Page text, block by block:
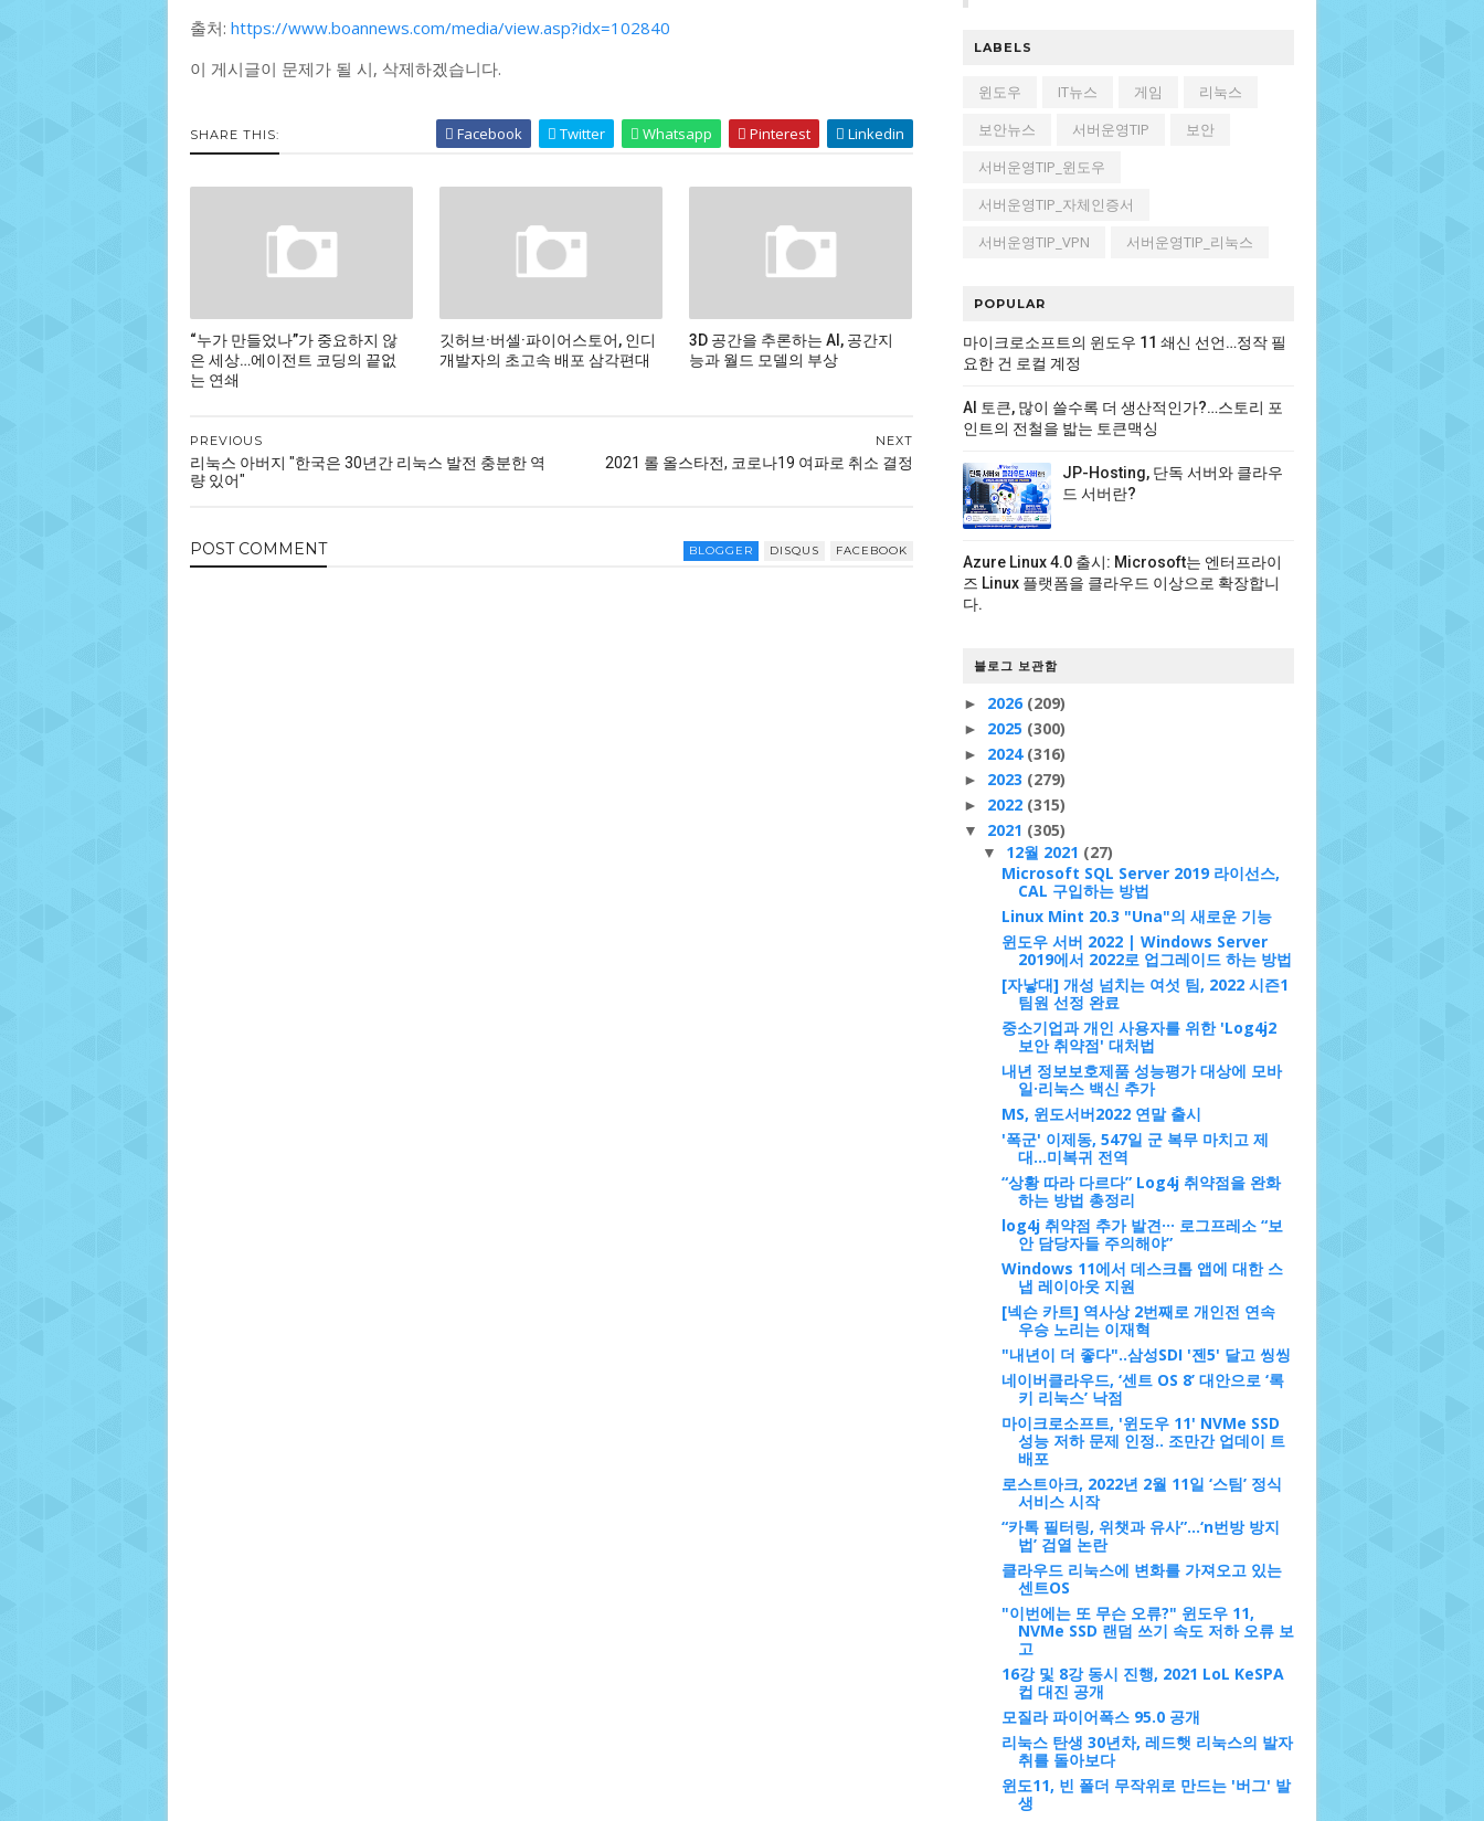
출처: https://www.boannews.com/media/view.asp?idx=102840
이 게시글이 문제가 될 시, 삭제하겠습니다.
SHARE THIS: Facebook Twitter Whatsapp Pinterest Linkedin
“누가 만들었나”가 중요하지 않
은 세상…에이전트 코딩의 끝없
는 연쇄
깃허브·버셀·파이어스토어, 인디
개발자의 초고속 배포 삼각편대
3D 공간을 추론하는 AI, 공간지
능과 월드 모델의 부상
NEXT
2021 롤 올스타전, 코로나19 여파로 취소 결정
PREVIOUS
리눅스 아버지 "한국은 30년간 리눅스 발전 충분한 역
량 있어"
POST COMMENT BLOGGER DISQUS FACEBOOK
LABELS
윈도우 IT뉴스 게임
리눅스
보안뉴스
서버운영TIP
보안
서버운영TIP_윈도우
서버운영TIP_자체인증서
서버운영TIP_VPN
서버운영TIP_리눅스
POPULAR
마이크로소프트의 윈도우 11 쇄신 선언…정작 필
요한 건 로컬 계정
AI 토큰, 많이 쓸수록 더 생산적인가?…스토리 포
인트의 전철을 밟는 토큰맥싱
JP-Hosting, 단독 서버와 클라우
드 서버란?
Azure Linux 4.0 출시: Microsoft는 엔터프라이
즈 Linux 플랫폼을 클라우드 이상으로 확장합니
다.
블로그 보관함
► 2026 (209)
► 2025 (300)
► 2024 (316)
► 2023 (279)
► 2022 (315)
▼ 2021 (305)
▼ 12월 2021 (27)
Microsoft SQL Server 2019 라이선스,
CAL 구입하는 방법
Linux Mint 20.3 "Una"의 새로운 기능
윈도우 서버 2022 | Windows Server
2019에서 2022로 업그레이드 하는 방법
[자낳대] 개성 넘치는 여섯 팀, 2022 시즌1
팀원 선정 완료
중소기업과 개인 사용자를 위한 'Log4j2
보안 취약점' 대처법
내년 정보보호제품 성능평가 대상에 모바
일·리눅스 백신 추가
MS, 윈도서버2022 연말 출시
'폭군' 이제동, 547일 군 복무 마치고 제
대…미복귀 전역
“상황 따라 다르다” Log4j 취약점을 완화
하는 방법 총정리
log4j 취약점 추가 발견··· 로그프레소 “보
안 담당자들 주의해야”
Windows 11에서 데스크톱 앱에 대한 스
냅 레이아웃 지원
[넥슨 카트] 역사상 2번째로 개인전 연속
우승 노리는 이재혁
"내년이 더 좋다"..삼성SDI '젠5' 달고 씽씽
네이버클라우드, ‘센트 OS 8’ 대안으로 ‘록
키 리눅스’ 낙점
마이크로소프트, '윈도우 11' NVMe SSD
성능 저하 문제 인정.. 조만간 업데이 트
배포
로스트아크, 2022년 2월 11일 ‘스팀’ 정식
서비스 시작
“카톡 필터링, 위챗과 유사”…‘n번방 방지
법’ 검열 논란
클라우드 리눅스에 변화를 가져오고 있는
센트OS
"이번에는 또 무슨 오류?" 윈도우 11,
NVMe SSD 랜덤 쓰기 속도 저하 오류 보
고
16강 및 8강 동시 진행, 2021 LoL KeSPA
컵 대진 공개
모질라 파이어폭스 95.0 공개
리눅스 탄생 30년차, 레드햇 리눅스의 발자
취를 돌아보다
윈도11, 빈 폴더 무작위로 만드는 '버그' 발
생